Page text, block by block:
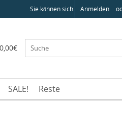
Sie können sich Anmelden
SALE! Reste